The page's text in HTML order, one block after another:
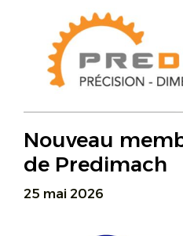
Nouveau
de Predimach
25 mai 2026